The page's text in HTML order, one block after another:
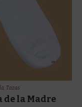
, Tazas
de la Madre